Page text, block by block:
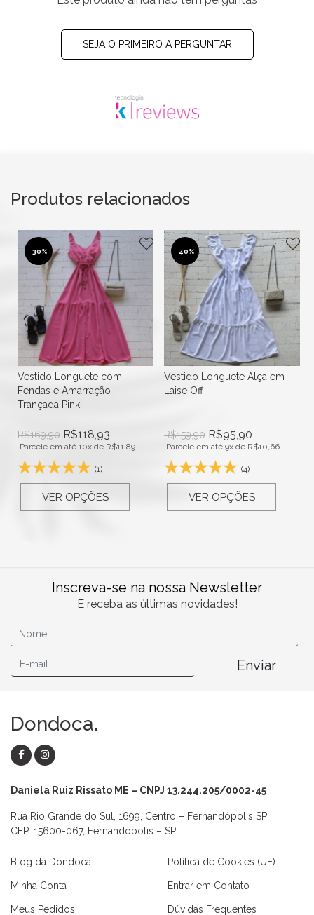
SEJA O PRIMEIRO A PERGUNTAR
Produtos relacionados
-30%
Vestido Longuete com
Fendas e Amarração
Trançada Pink
R$169,90 R$118,93
Parcele em até 10x de R$11,89
(1)
VER OPÇÕES
-40%
Vestido Longuete Alça em
Laise Off
R$159,90 R$95,90
Parcele em até 9x de R$10,66
(4)
VER OPÇÕES
Inscreva-se na nossa Newsletter
E receba as últimas novidades!
Enviar
Dondoca.
Daniela Ruiz Rissato ME – CNPJ 13.244.205/0002-45
Rua Rio Grande do Sul, 1699, Centro – Fernandópolis SP
CEP: 15600-067, Fernandópolis – SP
Blog da Dondoca
Minha Conta
Meus Pedidos
Política de Cookies (UE)
Entrar em Contato
Dúvidas Frequentes